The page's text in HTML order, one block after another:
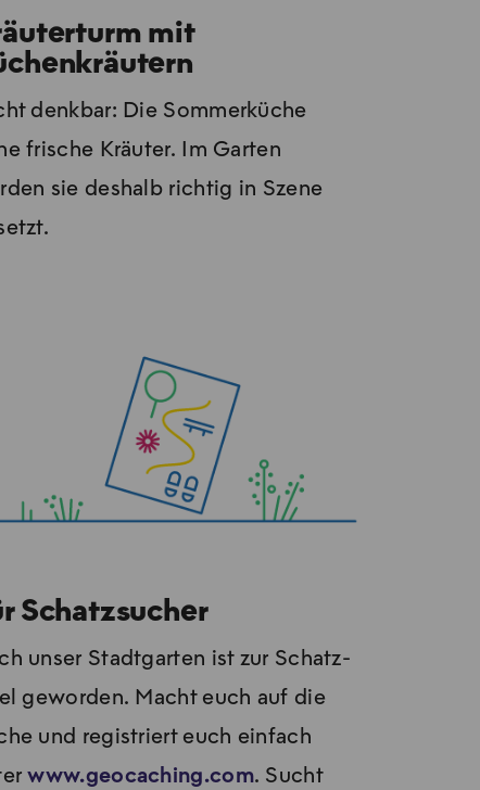
mit
denkbar: Die Sommerküche
frische Kräuter. Im Garten
sie deshalb richtig in Szene
Schatzsucher
un­ser Stadt­gar­ten ist zur Schatz­
ge­wor­den. Macht euch auf die
und re­gis­triert euch ein­fach
www.geocaching.com. Sucht